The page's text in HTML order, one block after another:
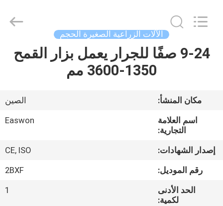
منزل،
منتجات
معلومات
عنا
جولة
Reserved.
الآلات الزراعية الصغيرة الحجم
9-24 صفًا للجرار يعمل بزار القمح
1350-3600 مم
مكان المنشأ:
الصين
اسم العلامة
التجارية:
Easwon
إصدار الشهادات:
CE, ISO
رقم الموديل:
2BXF
الحد الأدنى
لكمية:
1